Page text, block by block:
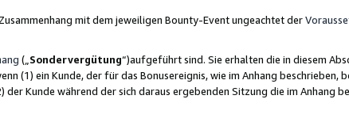
mit dem jeweiligen Bounty-Event ungeachtet der
(„ Sondervergütung“)aufgeführt sind. Sie erhalten die in diesem
(1) ein Kunde, der für das Bonusereignis, wie im Anhang beschrieben,
Kunde während der sich daraus ergebenden Sitzung die im Anhang